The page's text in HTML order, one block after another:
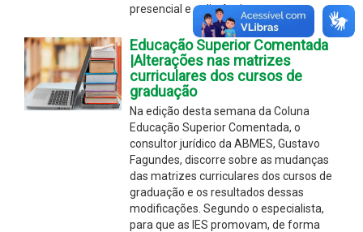
presencial e a distância
Educação Superior Comentada
|Alterações nas matrizes
curriculares dos cursos de
graduação
Na edição desta semana da Coluna
Educação Superior Comentada, o
consultor jurídico da ABMES, Gustavo
Fagundes, discorre sobre as mudanças
das matrizes curriculares dos cursos de
graduação e os resultados dessas
modificações. Segundo o especialista,
para que as IES promovam, de forma